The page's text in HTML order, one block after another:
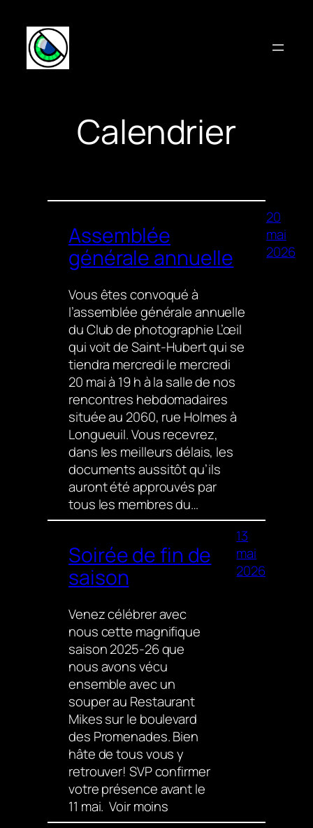
contenu
Calendrier
Assemblée
générale annuelle
Vous êtes convoqué à
l’assemblée générale annuelle
du Club de photographie L’œil
qui voit de Saint-Hubert qui se
tiendra mercredi le mercredi
20 mai à 19 h à la salle de nos
rencontres hebdomadaires
située au 2060, rue Holmes à
Longueuil. Vous recevrez,
dans les meilleurs délais, les
documents aussitôt qu’ils
auront été approuvés par
tous les membres du…
20
mai
2026
Soirée de fin de
saison
Venez célébrer avec
nous cette magnifique
saison 2025-26 que
nous avons vécu
ensemble avec un
souper au Restaurant
Mikes sur le boulevard
des Promenades. Bien
hâte de tous vous y
retrouver! SVP confirmer
votre présence avant le
11 mai. Voir moins
13
mai
2026